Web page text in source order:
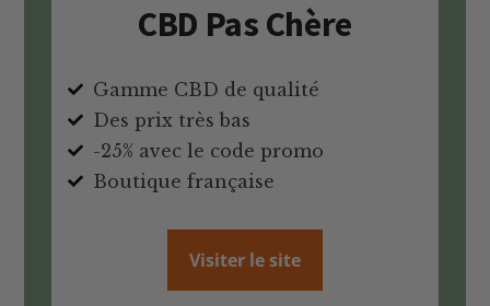
CBD Pas Chère
Gamme CBD de qualité
Des prix très bas
-25% avec le code promo
Boutique française
Visiter le site